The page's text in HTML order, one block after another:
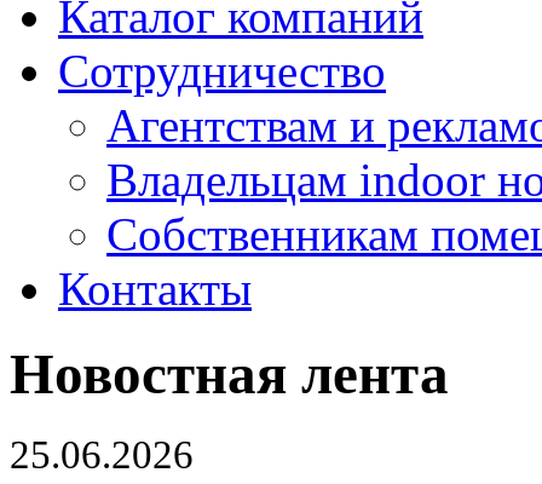
Каталог компаний
Сотрудничество
Агентствам и
Владельцам indoor
Собственникам
Контакты
Новостная лента
25.06.2026